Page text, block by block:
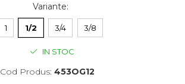
Variante:
1 1/2 3/4 3/8
IN STOC
Cod Produs: 453OG12